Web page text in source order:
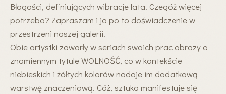
Błogości, definiujących wibracje lata. Czegóż więcej
potrzeba? Zapraszam i ja po to doświadczenie w
przestrzeni naszej galerii.
Obie artystki zawarły w seriach swoich prac obrazy o
znamiennym tytule WOLNOŚĆ, co w kontekście
niebieskich i żółtych kolorów nadaje im dodatkową
warstwę znaczeniową. Cóż, sztuka manifestuje się